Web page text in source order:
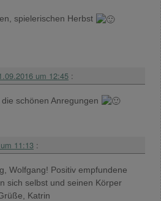
spielerischen Herbst
um 12:45 :
schönen Anregungen
11:13 :
Wolfgang! Positiv empfundene
sich selbst und seinen Körper
Katrin